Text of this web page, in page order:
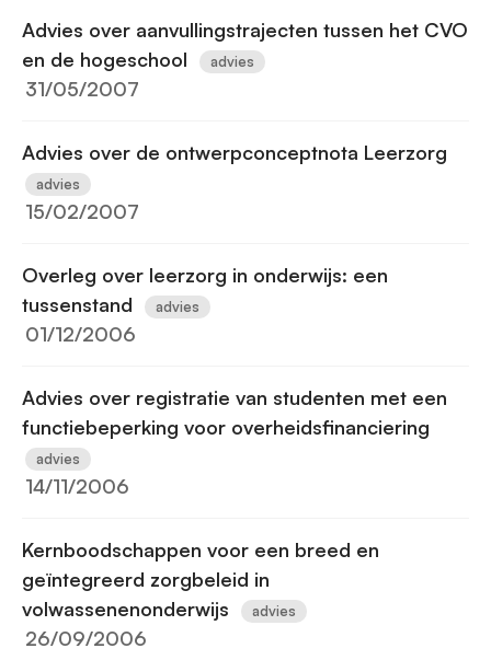
Advies over aanvullingstrajecten tussen het CVO
en de hogeschool
advies
31/05/2007
Advies over de ontwerpconceptnota Leerzorg
advies
15/02/2007
Overleg over leerzorg in onderwijs: een
tussenstand
advies
01/12/2006
Advies over registratie van studenten met een
functiebeperking voor overheidsfinanciering
advies
14/11/2006
Kernboodschappen voor een breed en
geïntegreerd zorgbeleid in
volwassenenonderwijs
advies
26/09/2006